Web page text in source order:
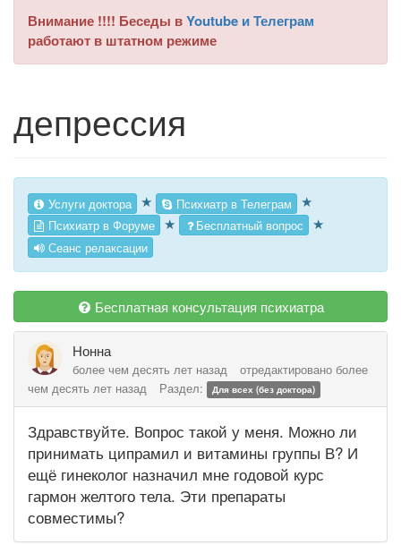
Внимание !!!! Беседы вYoutube и Телеграм
работают в штатном режиме
депрессия
Услуги доктора ★ Психиатр в Телеграм ★
Психиатр в Форуме ★ Бесплатный вопрос ★
Сеанс релаксации
Бесплатная консультация психиатра
Нонна
более чем десять лет назад
отредактировано более
чем десять лет назад
Раздел: Для всех (без доктора)
Здравствуйте. Вопрос такой у меня. Можно ли
принимать ципрамил и витамины группы В? И
ещё гинеколог назначил мне годовой курс
гармон желтого тела. Эти препараты
совместимы?